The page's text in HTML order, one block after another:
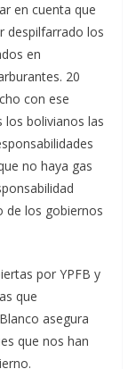
en cuenta que
despilfarrado los
en
20
con ese
los bolivianos las
no haya gas
de los gobiernos
por YPFB y
que
asegura
que nos han